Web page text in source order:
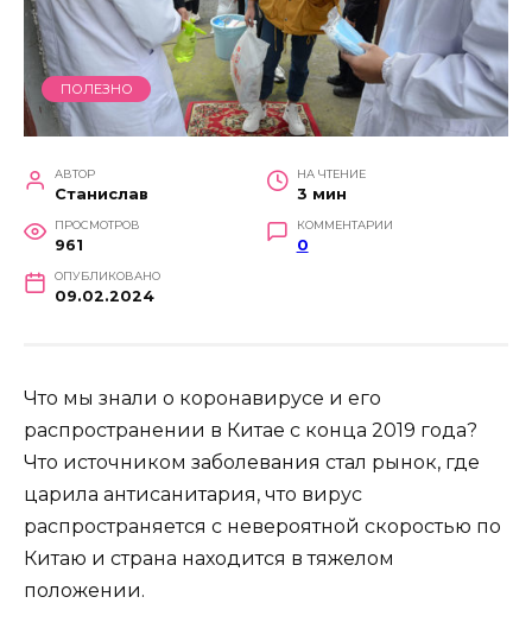
ПОЛЕЗНО
АВТОР
Станислав
НА ЧТЕНИЕ
3 мин
ПРОСМОТРОВ
961
КОММЕНТАРИИ
0
ОПУБЛИКОВАНО
09.02.2024
Что мы знали о коронавирусе и его
распространении в Китае с конца 2019 года?
Что источником заболевания стал рынок, где
царила антисанитария, что вирус
распространяется с невероятной скоростью по
Китаю и страна находится в тяжелом
положении.